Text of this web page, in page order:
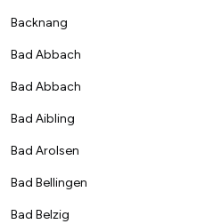
Backnang
Bad Abbach
Bad Abbach
Bad Aibling
Bad Arolsen
Bad Bellingen
Bad Belzig